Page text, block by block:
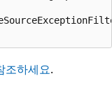
조하세요.